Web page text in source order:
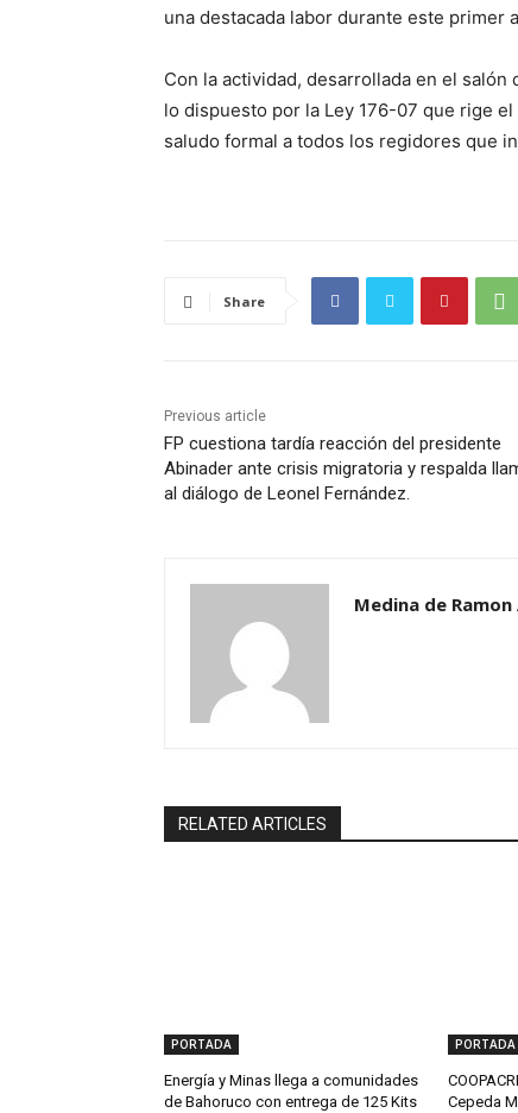
una destacada labor durante este primer
Con la actividad, desarrollada en el
lo dispuesto por la Ley 176-07 que rige
saludo formal a todos los regidores que
Share
Previous article
FP cuestiona tardía reacción del presidente
Abinader ante crisis migratoria y respalda
al diálogo de Leonel Fernández.
Medina de
RELATED ARTICLES
PORTADA
Energía y Minas llega a comunidades
de Bahoruco con entrega de 125 Kits
PORTADA
Cepeda